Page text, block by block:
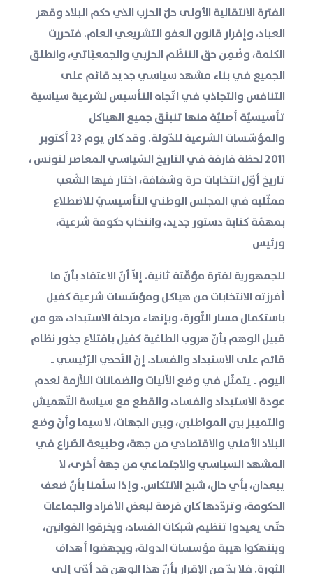
الفترة الانتقالية الأولى حلّ الحزب الذي حكم البلاد وقهر
العباد، وإقرار قانون العفو التشريعي العام. فتحررت
الكلمة، وضُمِن حق التنظّم الحزبي والجمعيّاتي، وانطلق
الجميع في بناء مشهد سياسي جديد قائم على
التنافس والتجاذب في اتّجاه التأسيس لشرعية سياسية
تأسيسيّة أصليّة منها تنبثق جميع الهياكل
والمؤسّسات الشرعية للدّولة. وقد كان يوم 23 أكتوبر
2011 لحظة فارقة في التاريخ السّياسي المعاصر لتونس ،
تاريخ أوّل انتخابات حرة وشفافة، اختار فيها الشّعب
ممثّليه في المجلس الوطني التأسيسيّ للاضطلاع
بمهمّة كتابة دستور جديد، وانتخاب حكومة شرعية،
ورئيس
للجمهورية لفترة مؤقّتة ثانية. إلاّ أنّ الاعتقاد بأنّ ما
أفرزته الانتخابات من هياكل ومؤسّسات شرعية كفيل
باستكمال مسار الثّورة، وبإنهاء مرحلة الاستبداد، هو من
قبيل الوهم بأنّ هروب الطاغية كفيل باقتلاع جذور نظام
قائم على الاستبداد والفساد. إنّ التّحدي الرّئيسي ــ
اليوم ــ يتمثّل في وضع الآليات والضمانات اللاّزمة لعدم
عودة الاستبداد والفساد، والقطع مع سياسة التّهميش
والتمييز بين المواطنين، وبين الجهات، لا سيما وأنّ وضع
البلاد الأمني والاقتصادي من جهة، وطبيعة الصّراع في
المشهد السياسي والاجتماعي من جهة أخرى، لا
يبعدان، بأي حال، شبح الانتكاس. وإذا سلّمنا بأنّ ضعف
الحكومة، وتردّدها كان فرصة لبعض الأفراد والجماعات
حتّى يعيدوا تنظيم شبكات الفساد، ويخرقوا القوانين،
وينتهكوا هيبة مؤسسات الدولة، ويجهضوا أهداف
الثورة. فلا بدّ من الإقرار بأنّ هذا الوهن قد أدّى إلى